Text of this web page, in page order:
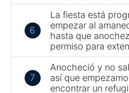
6
La fiesta está
empezar al
hasta que
permiso para
7
Anocheció y no
así que
encontrar un